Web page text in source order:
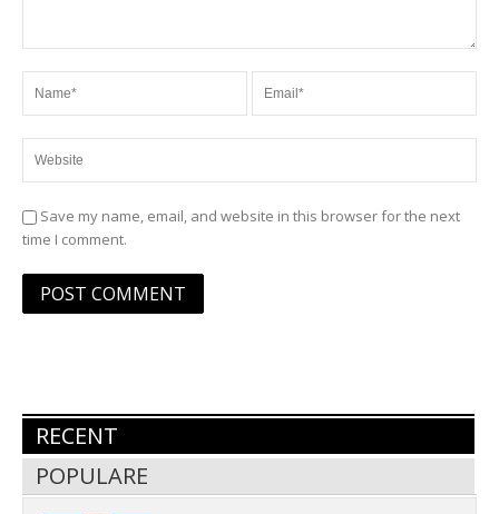
Save my name, email, and website in this browser for the next
time I comment.
RECENT
POPULARE